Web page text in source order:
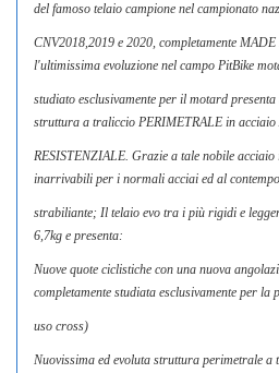
del famoso telaio campione nel campionato
CNV2018,2019 e 2020, completamente
l'ultimissima evoluzione nel campo PitBike
studiato esclusivamente per il motard
struttura a traliccio PERIMETRALE in
RESISTENZIALE. Grazie a tale nobile
inarrivabili per i normali acciai ed al
strabiliante; Il telaio evo tra i più rigidi e
6,7kg e presenta:
Nuove quote ciclistiche con una nuova
completamente studiata esclusivamente per
uso cross)
Nuovissima ed evoluta struttura perimetrale